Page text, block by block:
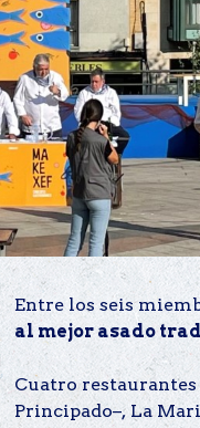
Entre los seis
al mejor asado
Cuatro restaurantes
Principado–, La